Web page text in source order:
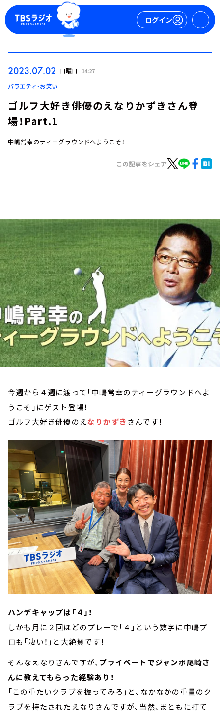
ログイン
ログイン
お知らせ
イベント・グッズ
YouTube
会社情報
2023.07.02 日曜日 14:27
バラエティ・お笑い
ゴルフ大好き俳優のえなりかずきさん登
場！Part.1
中嶋常幸のティーグラウンドへようこそ！
この記事をシェア
今週から４週に渡って「中嶋常幸のティーグラウンドへよ
うこそ」にゲスト登場！
ゴルフ大好き俳優のえなりかずき さんです！
ハンデキャップは「４」！
しかも月に２回ほどのプレーで「４」という数字に中嶋プ
ロも「凄い！」と大絶賛です！
そんなえなりさんですが、 プライベートでジャンボ尾崎さ
んに教えてもらった経験あり！
「この重たいクラブを振ってみろ」と、なかなかの重量のク
ラブを持たされたえなりさんですが、当然、まともに打て